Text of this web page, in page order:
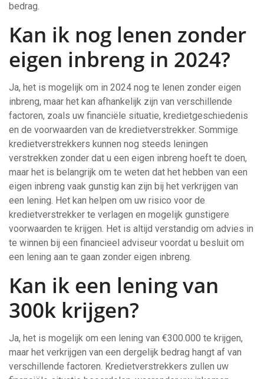
bedrag.
Kan ik nog lenen zonder
eigen inbreng in 2024?
Ja, het is mogelijk om in 2024 nog te lenen zonder eigen
inbreng, maar het kan afhankelijk zijn van verschillende
factoren, zoals uw financiële situatie, kredietgeschiedenis
en de voorwaarden van de kredietverstrekker. Sommige
kredietverstrekkers kunnen nog steeds leningen
verstrekken zonder dat u een eigen inbreng hoeft te doen,
maar het is belangrijk om te weten dat het hebben van een
eigen inbreng vaak gunstig kan zijn bij het verkrijgen van
een lening. Het kan helpen om uw risico voor de
kredietverstrekker te verlagen en mogelijk gunstigere
voorwaarden te krijgen. Het is altijd verstandig om advies in
te winnen bij een financieel adviseur voordat u besluit om
een lening aan te gaan zonder eigen inbreng.
Kan ik een lening van
300k krijgen?
Ja, het is mogelijk om een lening van €300.000 te krijgen,
maar het verkrijgen van een dergelijk bedrag hangt af van
verschillende factoren. Kredietverstrekkers zullen uw